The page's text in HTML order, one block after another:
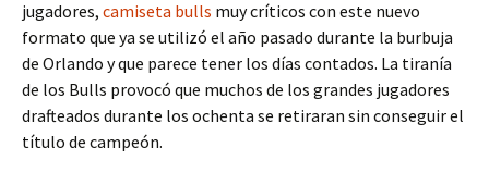
jugadores, camiseta bulls muy críticos con este nuevo
formato que ya se utilizó el año pasado durante la burbuja
de Orlando y que parece tener los días contados. La tiranía
de los Bulls provocó que muchos de los grandes jugadores
drafteados durante los ochenta se retiraran sin conseguir el
título de campeón.